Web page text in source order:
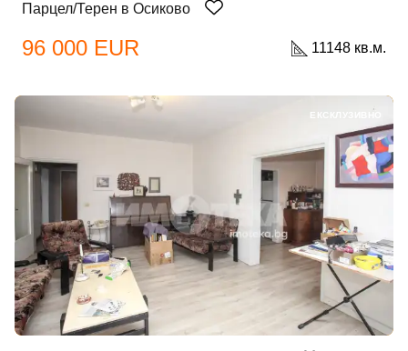
Парцел/Терен в Осиково
96 000 EUR 11148 кв.м.
ЕКСКЛУЗИВНО